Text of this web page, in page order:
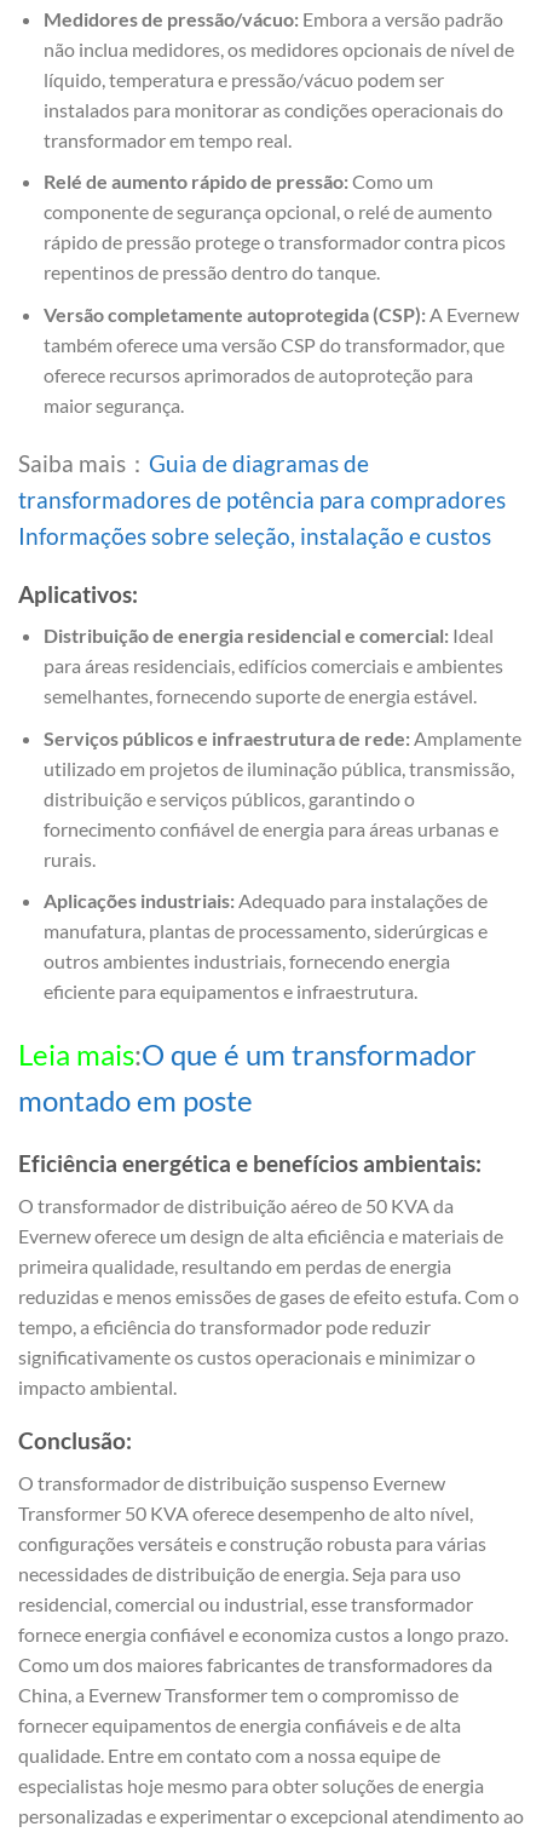
Medidores de pressão/vácuo:Embora a versão padrão
não inclua medidores, os medidores opcionais de nível de
líquido, temperatura e pressão/vácuo podem ser
instalados para monitorar as condições operacionais do
transformador em tempo real.
Relé de aumento rápido de pressão:Como um
componente de segurança opcional, o relé de aumento
rápido de pressão protege o transformador contra picos
repentinos de pressão dentro do tanque.
Versão completamente autoprotegida (CSP):A Evernew
também oferece uma versão CSP do transformador, que
oferece recursos aprimorados de autoproteção para
maior segurança.
Saiba mais： Guia de diagramas de
transformadores de potência para compradores
Informações sobre seleção, instalação e custos
Aplicativos:
Distribuição de energia residencial e comercial:Ideal
para áreas residenciais, edifícios comerciais e ambientes
semelhantes, fornecendo suporte de energia estável.
Serviços públicos e infraestrutura de rede:Amplamente
utilizado em projetos de iluminação pública, transmissão,
distribuição e serviços públicos, garantindo o
fornecimento confiável de energia para áreas urbanas e
rurais.
Aplicações industriais:Adequado para instalações de
manufatura, plantas de processamento, siderúrgicas e
outros ambientes industriais, fornecendo energia
eficiente para equipamentos e infraestrutura.
Leia mais:O que é um transformador
montado em poste
Eficiência energética e benefícios ambientais:
O transformador de distribuição aéreo de 50 KVA da
Evernew oferece um design de alta eficiência e materiais de
primeira qualidade, resultando em perdas de energia
reduzidas e menos emissões de gases de efeito estufa. Com o
tempo, a eficiência do transformador pode reduzir
significativamente os custos operacionais e minimizar o
impacto ambiental.
Conclusão:
O transformador de distribuição suspenso Evernew
Transformer 50 KVA oferece desempenho de alto nível,
configurações versáteis e construção robusta para várias
necessidades de distribuição de energia. Seja para uso
residencial, comercial ou industrial, esse transformador
fornece energia confiável e economiza custos a longo prazo.
Como um dos maiores fabricantes de transformadores da
China, a Evernew Transformer tem o compromisso de
fornecer equipamentos de energia confiáveis e de alta
qualidade. Entre em contato com a nossa equipe de
especialistas hoje mesmo para obter soluções de energia
personalizadas e experimentar o excepcional atendimento ao